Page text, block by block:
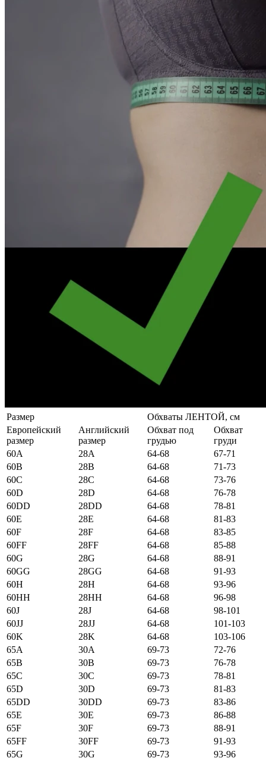
Размер
Обхваты ЛЕНТОЙ, см
Европейский
размер
Английский
размер
Обхват под
грудью
Обхват
груди
60А
28А 64-68
67-71
60B
28B 64-68
71-73
60C
28C 64-68
73-76
60D
28D 64-68
76-78
60DD
28DD 64-68
78-81
60E
28E 64-68
81-83
60F
28F 64-68
83-85
60FF
28FF 64-68
85-88
60G
28G 64-68
88-91
60GG
28GG 64-68
91-93
60H
28H 64-68
93-96
60HH
28HH 64-68
96-98
60J
28J 64-68
98-101
60JJ
28JJ 64-68
101-103
60K
28K 64-68
103-106
65А
30А 69-73
72-76
65B
30B 69-73
76-78
65C
30C 69-73
78-81
65D
30D 69-73
81-83
65DD
30DD 69-73
83-86
65E
30E 69-73
86-88
65F
30F 69-73
88-91
65FF
30FF 69-73
91-93
65G
30G 69-73
93-96